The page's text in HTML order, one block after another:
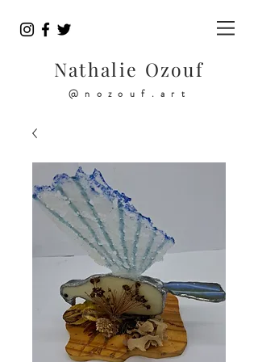
Nathalie Ozouf
@nozouf.art